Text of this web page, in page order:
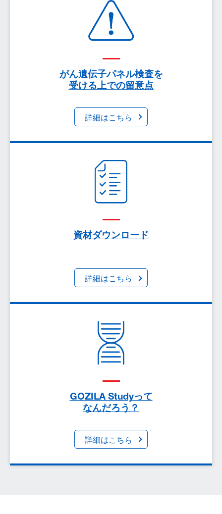
がん遺伝子パネル検査の種類について、検体（血
査結果がわかるまでの流れ、調べられる遺伝子異常
の種類、コンパニオン診断、費用について、解説い
たします。
がん遺伝子パネル検査を
受ける上での留意点
詳細はこちら
がん遺伝子パネル検査を受ける上での留意点につい
んになりやすいかどうかが分かる場合があること、
検体の量や品質によっては解析できない場合がある
資材ダウンロード
詳細はこちら
わかること がん遺伝子パネル検査って？」を、
PDFでダウンロードしていただけます。
GOZILA Studyって
なんだろう？
詳細はこちら